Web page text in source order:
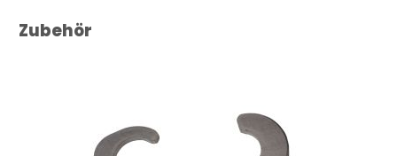
Produktgalerie überspringen
Zubehör